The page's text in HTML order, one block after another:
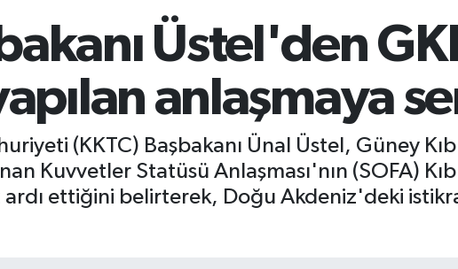
Üstel'den
anlaşmaya
(KKTC) Başbakanı Ünal Üstel, Güney
Kuvvetler Statüsü Anlaşması'nın (SOFA)
ettiğini belirterek, Doğu Akdeniz'deki